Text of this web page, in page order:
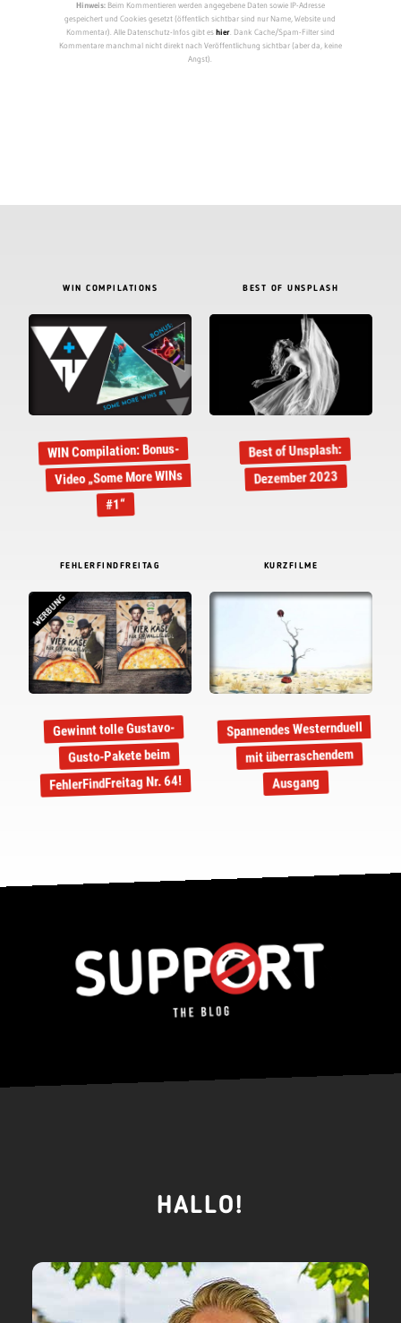
Hinweis:Beim Kommentieren werden angegebene Daten sowie IP-Adresse
gespeichert und Cookies gesetzt (öffentlich sichtbar sind nur Name, Website und
Kommentar). Alle Datenschutz-Infos gibt eshier. Dank Cache/Spam-Filter sind
Kommentare manchmal nicht direkt nach Veröffentlichung sichtbar (aber da, keine
Angst).
WIN COMPILATIONS
WIN Compilation: Bonus-
Video „Some More WINs
#1“
BEST OF UNSPLASH
Best of Unsplash:
Dezember 2023
FEHLERFINDFREITAG
WERBUNG
Gewinnt tolle Gustavo-
Gusto-Pakete beim
FehlerFindFreitag Nr. 64!
KURZFILME
Spannendes Westernduell
mit überraschendem
Ausgang
HALLO!